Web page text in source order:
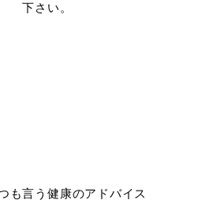
下さい。
も言う健康のアドバイス